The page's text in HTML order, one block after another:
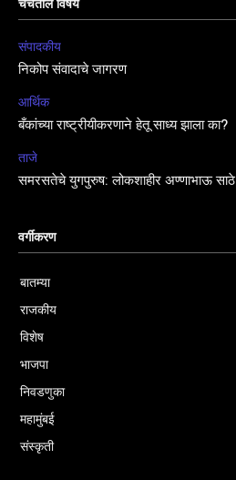
चर्चेतील विषय
संपादकीय
निकोप संवादाचे जागरण
आर्थिक
बँकांच्या राष्ट्रीयीकरणाने हेतू साध्य झाला का?
ताजे
समरसतेचे युगपुरुष: लोकशाहीर अण्णाभाऊ साठे
वर्गीकरण
बातम्या
राजकीय
विशेष
भाजपा
निवडणुका
महामुंबई
संस्कृती